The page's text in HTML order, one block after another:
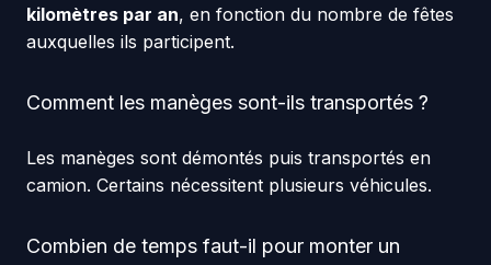
kilomètres par an, en fonction du nombre de fêtes
auxquelles ils participent.
Comment les manèges sont-ils transportés ?
Les manèges sont démontés puis transportés en
camion. Certains nécessitent plusieurs véhicules.
Combien de temps faut-il pour monter un